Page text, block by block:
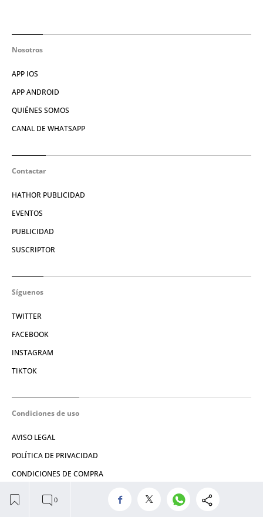
Nosotros
APP IOS
APP ANDROID
QUIÉNES SOMOS
CANAL DE WHATSAPP
Contactar
HATHOR PUBLICIDAD
EVENTOS
PUBLICIDAD
SUSCRIPTOR
Síguenos
TWITTER
FACEBOOK
INSTAGRAM
TIKTOK
Condiciones de uso
AVISO LEGAL
POLÍTICA DE PRIVACIDAD
CONDICIONES DE COMPRA
POLÍTICA DE COOKIES